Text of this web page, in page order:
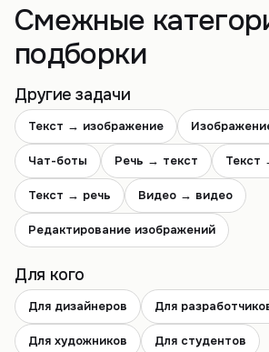
Смежные
подборки
Другие задачи
Текст → изображение
Чат-боты Речь → текст Текст
Текст → речь Видео → видео
Редактирование изображений
Для кого
Для дизайнеров Для
Для художников Для студентов